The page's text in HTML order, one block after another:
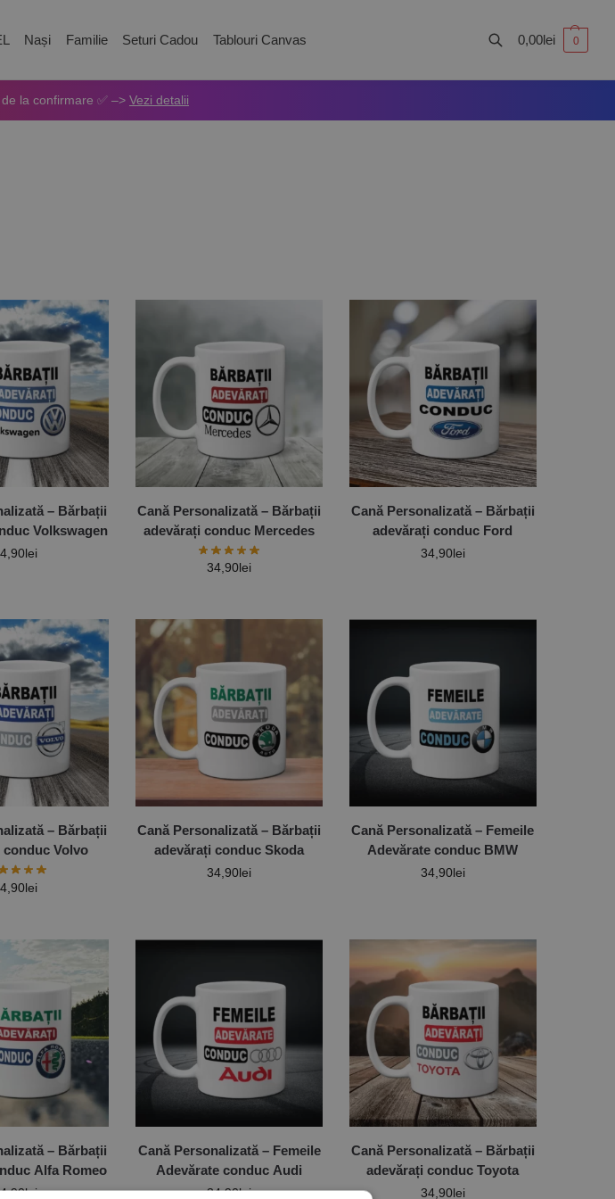
Nași Familie Seturi Cadou Tablouri Canvas 0,00lei 0
la confirmare ✅ –> Vezi detalii
– Bărbații
Volkswagen
lei
Cană Personalizată – Bărbații
adevărați conduc Mercedes
34,90lei
Cană Personalizată – Bărbații
adevărați conduc Ford
34,90lei
– Bărbații
conduc Volvo
lei
Cană Personalizată – Bărbații
adevărați conduc Skoda
34,90lei
Cană Personalizată – Femeile
Adevărate conduc BMW
34,90lei
– Bărbații
Alfa Romeo
lei
Cană Personalizată – Femeile
Adevărate conduc Audi
34,90lei
Cană Personalizată – Bărbații
adevărați conduc Toyota
34,90lei